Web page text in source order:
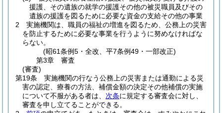
援護、その遺族の就学の援護その他の被災職員及びその
遺族の援護を図るために必要な資金の支給その他の事業
2
実施機関は、職員の福祉の増進を図るため、公務上の災害
を防止するために必要な事業を行うように努めなければな
らない。
(昭61条例5・全改、平7条例49・一部改正)
第3章
審査
(審査)
第19条
実施機関の行なう公務上の災害または通勤による災
害の認定、療養の方法、補償金額の決定その他補償の実施
について不服がある者は、 次条に規定する審査会に対し、
審査を申し立てることができる。